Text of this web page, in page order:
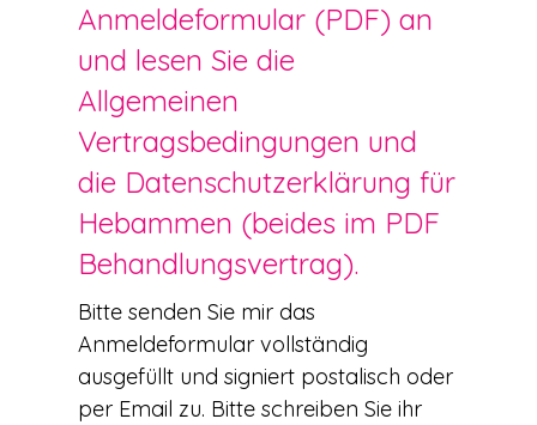
Anmeldeformular (PDF) an
und lesen Sie die
Allgemeinen
Vertragsbedingungen und
die Datenschutzerklärung für
Hebammen (beides im PDF
Behandlungsvertrag).
Bitte senden Sie mir das
Anmeldeformular vollständig
ausgefüllt und signiert postalisch oder
per Email zu. Bitte schreiben Sie ihr